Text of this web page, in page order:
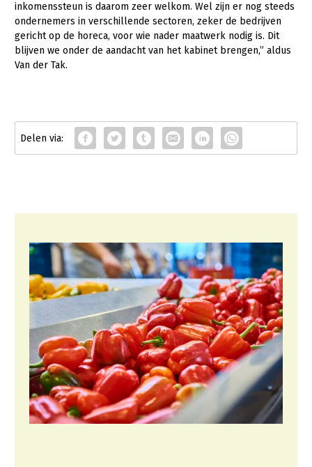
Vleesveehouderij
Plant
Akkerbouw
Bomen, vaste planten en zomerbloemen
Paddenstoelen
Multifunctionele landbouw
Multifunctioneel
Vrouw en Bedrijf
Onderwerpen
Nieuws
Nieuwsabonnement
inkomenssteun is daarom zeer welkom. Wel zijn er nog steeds
ondernemers in verschillende sectoren, zeker de bedrijven
gericht op de horeca, voor wie nader maatwerk nodig is. Dit
blijven we onder de aandacht van het kabinet brengen,” aldus
Van der Tak.